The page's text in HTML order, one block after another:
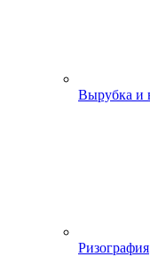
Вырубка и
Ризография